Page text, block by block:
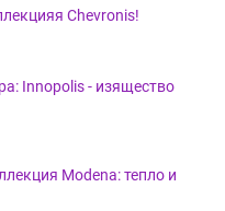
Chevronis!
Innopolis - изящество
Modena: тепло и